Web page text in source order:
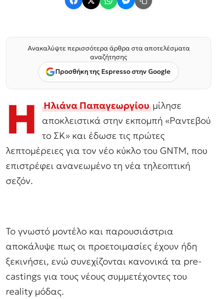
Ανακαλύψτε περισσότερα άρθρα στα αποτελέσματα
αναζήτησης
Προσθήκη της Espresso στην Google
Η Ηλιάνα Παπαγεωργίου μίλησε
αποκλειστικά στην εκπομπή «Ραντεβού
το ΣΚ» και έδωσε τις πρώτες
λεπτομέρειες για τον νέο κύκλο του GNTM, που
επιστρέφει ανανεωμένο τη νέα τηλεοπτική
σεζόν.
Το γνωστό μοντέλο και παρουσιάστρια
αποκάλυψε πως οι προετοιμασίες έχουν ήδη
ξεκινήσει, ενώ συνεχίζονται κανονικά τα pre-
castings για τους νέους συμμετέχοντες του
reality μόδας.